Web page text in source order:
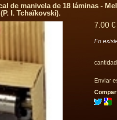
de manivela de 18 láminas -
I. Tchaïkovski).
7.00 €
En
cantidad
Enviar